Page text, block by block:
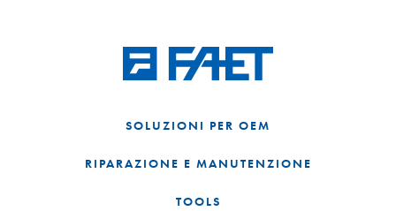
SOLUZIONI PER OEM
RIPARAZIONE E MANUTENZIONE
TOOLS